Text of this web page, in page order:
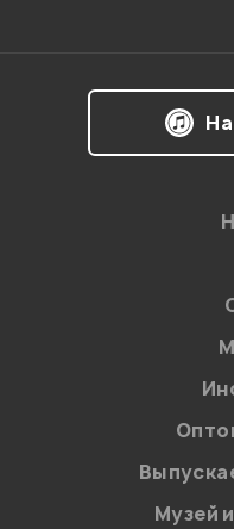
на
персональных данных.
Введите
Музей